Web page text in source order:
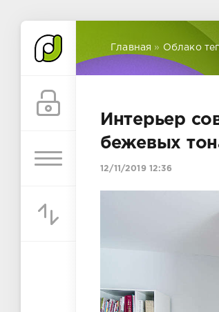
Главная » Облако
Интерьер
бежевых
12/11/2019 12:36